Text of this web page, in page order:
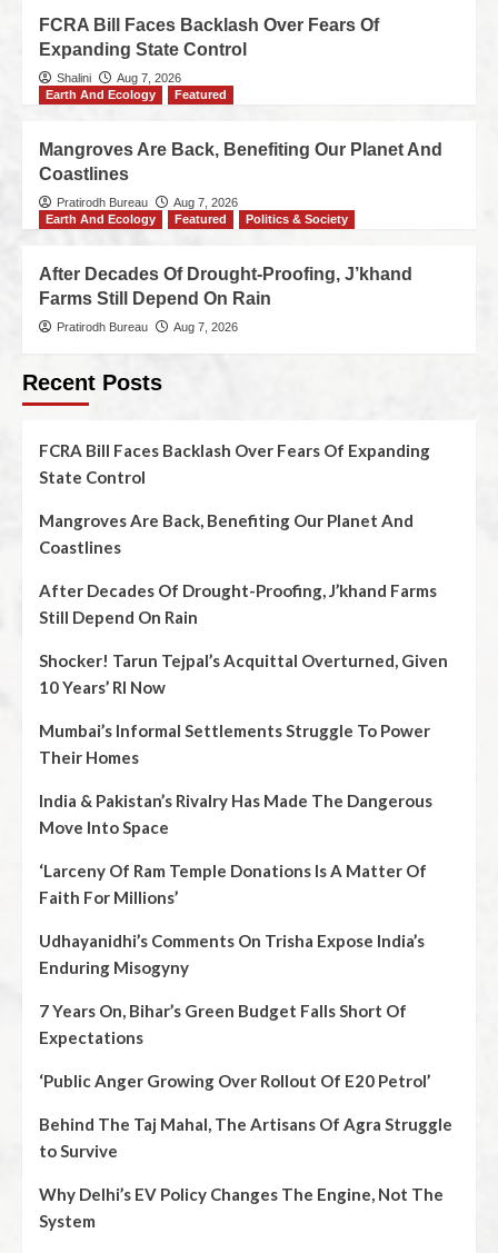
FCRA Bill Faces Backlash Over Fears Of
Expanding State Control
Shalini
Aug 7, 2026
Earth And Ecology
Featured
Mangroves Are Back, Benefiting Our Planet And
Coastlines
Pratirodh Bureau
Aug 7, 2026
Earth And Ecology
Featured Politics & Society
After Decades Of Drought-Proofing, J’khand
Farms Still Depend On Rain
Pratirodh Bureau Aug 7, 2026
Recent Posts
FCRA Bill Faces Backlash Over Fears Of Expanding
State Control
Mangroves Are Back, Benefiting Our Planet And
Coastlines
After Decades Of Drought-Proofing, J’khand Farms
Still Depend On Rain
Shocker! Tarun Tejpal’s Acquittal Overturned, Given
10 Years’ RI Now
Mumbai’s Informal Settlements Struggle To Power
Their Homes
India & Pakistan’s Rivalry Has Made The Dangerous
Move Into Space
‘Larceny Of Ram Temple Donations Is A Matter Of
Faith For Millions’
Udhayanidhi’s Comments On Trisha Expose India’s
Enduring Misogyny
7 Years On, Bihar’s Green Budget Falls Short Of
Expectations
‘Public Anger Growing Over Rollout Of E20 Petrol’
Behind The Taj Mahal, The Artisans Of Agra Struggle
to Survive
Why Delhi’s EV Policy Changes The Engine, Not The
System